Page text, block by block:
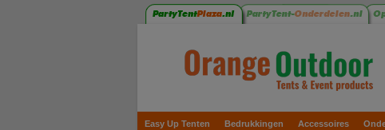
Easy Up Tenten Bedrukkingen Accessoires